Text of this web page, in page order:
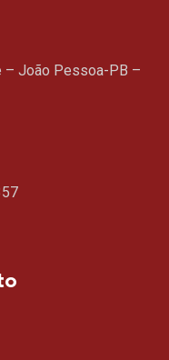
– João Pessoa-PB –